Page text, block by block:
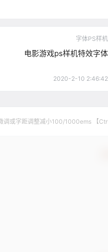
字体PS样机
电影游戏ps样机特效字体
2020-2-10 2:46:42
调或字距调整减小100/1000ems 【